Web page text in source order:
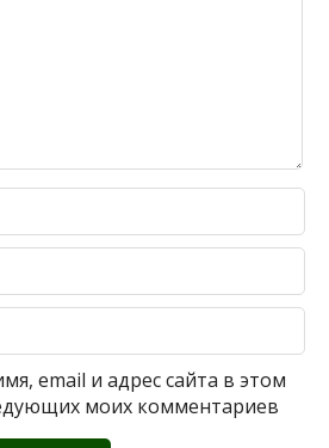
email и адрес сайта в этом
моих комментариев